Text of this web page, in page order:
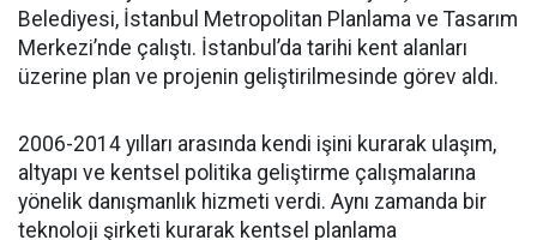
Belediyesi, İstanbul Metropolitan Planlama ve Tasarım
Merkezi’nde çalıştı. İstanbul’da tarihi kent alanları
üzerine plan ve projenin geliştirilmesinde görev aldı.
2006-2014 yılları arasında kendi işini kurarak ulaşım,
altyapı ve kentsel politika geliştirme çalışmalarına
yönelik danışmanlık hizmeti verdi. Aynı zamanda bir
teknoloji şirketi kurarak kentsel planlama